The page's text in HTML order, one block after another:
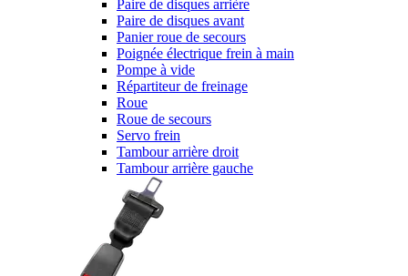
Paire de disques arrière
Paire de disques avant
Panier roue de secours
Poignée électrique frein à main
Pompe à vide
Répartiteur de freinage
Roue
Roue de secours
Servo frein
Tambour arrière droit
Tambour arrière gauche